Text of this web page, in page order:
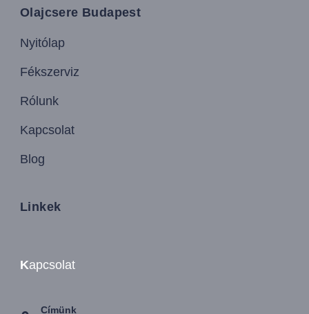
Olajcsere Budapest
Nyitólap
Fékszerviz
Rólunk
Kapcsolat
Blog
Linkek
Kapcsolat
Címünk